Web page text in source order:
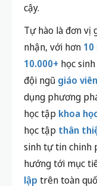
cậy.
Tự hào là đơn vị
nhận, với hơn 10
10.000+ học
đội ngũ giáo
dụng phương
học tập khoa
học tập thân
sinh tự tin chinh
hướng tới mục
lập trên toàn